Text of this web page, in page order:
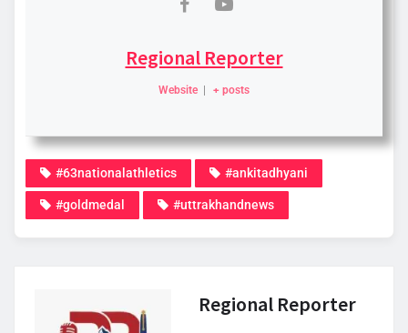
Regional Reporter
Website + posts
#63nationalathletics #ankitadhyani
#goldmedal #uttrakhandnews
Regional Reporter